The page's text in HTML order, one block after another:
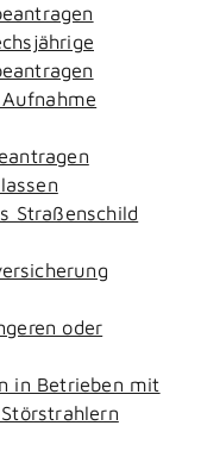
Straßenschild
oder
in Betrieben mit